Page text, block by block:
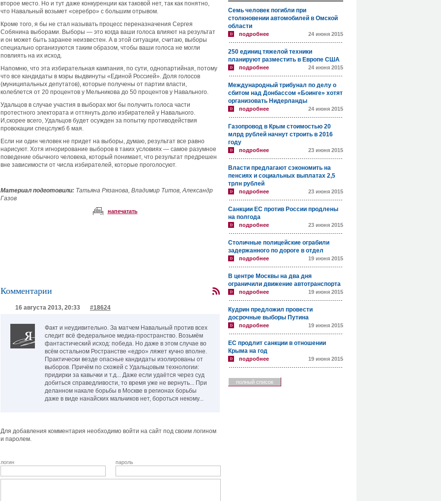
второе место. Но и тут даже конкуренции как таковой нет, так как понятно,
что Навальный возьмет «серебро» с большим отрывом.
Кроме того, я бы не стал называть процесс переназначения Сергея
Собянина выборами. Выборы — это когда ваши голоса влияют на результат
и он может быть заранее неизвестен. А в этой ситуации, считаю, выборы
специально организуются таким образом, чтобы ваши голоса не могли
повлиять на их исход.
Напомню, что эта избирательная кампания, по сути, однопартийная, потому
что все кандидаты в мэры выдвинуты «Единой Россией». Доля голосов
(муниципальных депутатов), которые получены от партии власти,
колеблется от 20 процентов у Мельникова до 50 процентов у Навального.
Удальцов в случае участия в выборах мог бы получить голоса части
протестного электората и оттянуть долю избирателей у Навального.
И,скорее всего, Удальцов будет осужден за попытку противодействия
провокации спецслужб 6 мая.
Если ни один человек не придет на выборы, думаю, результат все равно
нарисуют. Хотя игнорирование выборов в таких условиях — самое разумное
поведение обычного человека, который понимает, что результат предрешен
вне зависимости от числа избирателей, которые проголосуют.
Материал подготовили: Татьяна Рязанова, Владимир Титов, Александр
Газов
напечатать
Комментарии
16 августа 2013, 20:33 #18624
Факт и неудивительно. За матчем Навальный против всех
следит всё федеральное медиа-пространство. Возьмём
фантастический исход: победа. Но даже в этом случае во
всём остальном Ространстве «едро» ляжет кучно вполне.
Практически везде опасные кандидаты изолированы от
выборов. Причём по схожей с Удальцовым технологии:
придирки за кавычки и т.д... Даже если удаётся через суд
добиться справедливости, то время уже не вернуть... При
деланном накале борьбы в Москве в регионах борьбы
даже в виде нанайских мальчиков нет, бороться некому...
Для добавления комментария необходимо войти на сайт под своим логином
и паролем.
логин пароль
Семь человек погибли при
столкновении автомобилей в Омской
области
подробнее 24 июня 2015
250 единиц тяжелой техники
планируют разместить в Европе США
подробнее 24 июня 2015
Международный трибунал по делу о
сбитом над Донбассом «Боинге» хотят
организовать Нидерланды
подробнее 24 июня 2015
Газопровод в Крым стоимостью 20
млрд рублей начнут строить в 2016
году
подробнее 23 июня 2015
Власти предлагают сэкономить на
пенсиях и социальных выплатах 2,5
трлн рублей
подробнее 23 июня 2015
Санкции ЕС против России продлены
на полгода
подробнее 23 июня 2015
Столичные полицейские ограбили
задержанного по дороге в отдел
подробнее 19 июня 2015
В центре Москвы на два дня
ограничили движение автотранспорта
подробнее 19 июня 2015
Кудрин предложил провести
досрочные выборы Путина
подробнее 19 июня 2015
ЕС продлит санкции в отношении
Крыма на год
подробнее 19 июня 2015
полный список